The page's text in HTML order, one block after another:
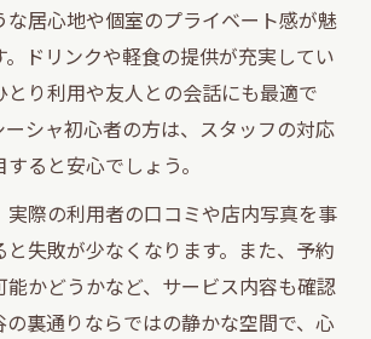
な居心地や個室のプライベート感が魅
ドリンクや軽食の提供が充実してい
とり利用や友人との会話にも最適で
ーシャ初心者の方は、スタッフの対応
ると安心でしょう。
実際の利用者の口コミや店内写真を事
失敗が少なくなります。また、予約
能かどうかなど、サービス内容も確認
の裏通りならではの静かな空間で、心